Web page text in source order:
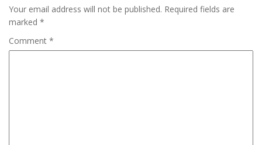
Your email address will not be published. Required fields are
marked *
Comment *